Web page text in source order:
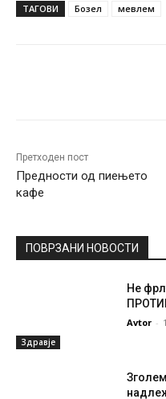
ТАГОВИ
Бозел мевлем
Претходен пост
Предности од пиењето
кафе
ПОВРЗАНИ НОВОСТИ
Здравје
Не
Avtor -